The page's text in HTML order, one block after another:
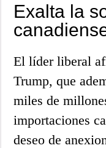
Exalta la
El líder liberal
Trump, que
miles de
importaciones
deseo de